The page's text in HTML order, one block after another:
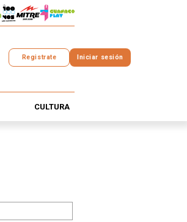
Registrate Iniciar sesión
CULTURA